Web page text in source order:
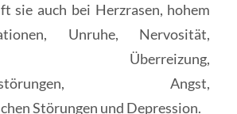
sie auch bei Herzrasen, hohem
Unruhe, Nervosität,
Überreizung,
Angst,
Störungen und Depression.